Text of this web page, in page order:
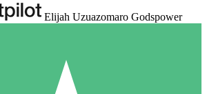
Elijah Uzuazomaro Godspower